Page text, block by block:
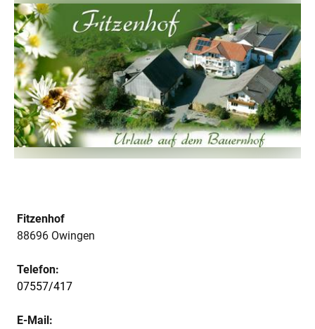
Fitzenhof
88696 Owingen
Telefon:
07557/417
E-Mail: